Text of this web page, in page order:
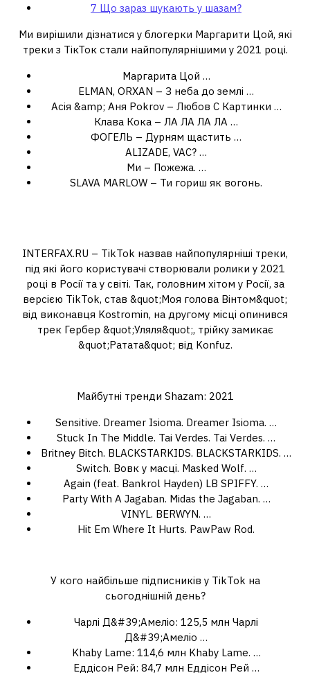
7 Що зараз шукають у шазам?
Ми вирішили дізнатися у блогерки Маргарити Цой, які
треки з ТікТок стали найпопулярнішими у 2021 році.
Маргарита Цой …
ELMAN, ORXAN – З неба до землі …
Асія &amp; Аня Pokrov – Любов С Картинки …
Клава Кока – ЛА ЛА ЛА ЛА …
ФОГЕЛЬ – Дурням щастить …
ALIZADE, VAC? …
Ми – Пожежа. …
SLAVA MARLOW – Ти гориш як вогонь.
INTERFAX.RU – TikTok назвав найпопулярніші треки,
під які його користувачі створювали ролики у 2021
році в Росії та у світі. Так, головним хітом у Росії, за
версією TikTok, став &quot;Моя голова Вінтом&quot;
від виконавця Kostromin, на другому місці опинився
трек Гербер &quot;Уляля&quot;, трійку замикає
&quot;Ратата&quot; від Konfuz.
Майбутні тренди Shazam: 2021
Sensitive. Dreamer Isioma. Dreamer Isioma. …
Stuck In The Middle. Tai Verdes. Tai Verdes. …
Britney Bitch. BLACKSTARKIDS. BLACKSTARKIDS. …
Switch. Вовк у масці. Masked Wolf. …
Again (feat. Bankrol Hayden) LB SPIFFY. …
Party With A Jagaban. Midas the Jagaban. …
VINYL. BERWYN. …
Hit Em Where It Hurts. PawPaw Rod.
У кого найбільше підписників у TikTok на
сьогоднішній день?
Чарлі Д&#39;Амеліо: 125,5 млн Чарлі
Д&#39;Амеліо …
Khaby Lame: 114,6 млн Khaby Lame. …
Еддісон Рей: 84,7 млн Еддісон Рей …